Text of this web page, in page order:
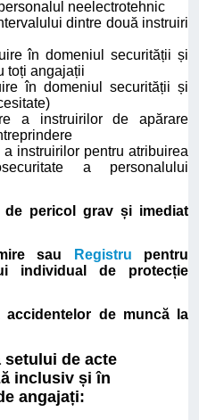
neelectrotehnic
dintre două instruiri
în domeniul securității și
toți angajații
în domeniul securității și
a instruirilor de apărare
instruirilor pentru atribuirea
a personalului
pericol grav și imediat
sau
Registru pentru
individual de protecție
accidentelor de muncă la
setului de acte
inclusiv și în
angajați: